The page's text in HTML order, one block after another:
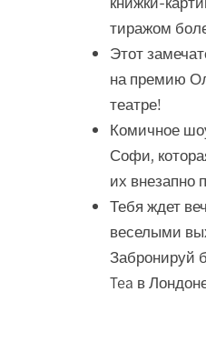
тиражом
Этот
на премию
театре!
Комичное
Софи,
их внезапно
Тебя ждет
веселыми
Забронируй
Tea в